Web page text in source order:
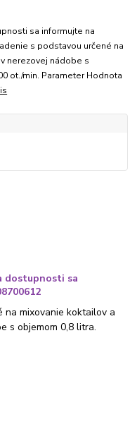
sa informujte na
s podstavou určené na
nerezovej nádobe s
ot./min. Parameter Hodnota
dostupnosti sa
na mixovanie koktailov a
s objemom 0,8 litra.